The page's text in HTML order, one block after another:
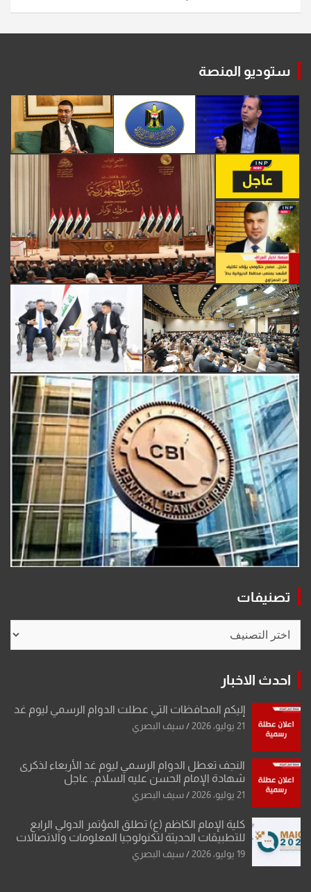
ستوديو المنصة
تصنيفات
احدث الاخبار
إليكم المحافظات التي عطلت الدوام الرسمي ليوم غد
21 يوليو، 2026 سيف البصري
النجف تعطل الدوام الرسمي ليوم غد الأربعاء لذكرى
شهادة الإمام الحسن عليه السلام.. عاجل
21 يوليو، 2026 سيف البصري
كلية الإمام الكاظم (ع) تطلق المؤتمر الدولي الرابع
للتطبيقات الحديثة لتكنولوجيا المعلومات والاتصالات
19 يوليو، 2026 سيف البصري